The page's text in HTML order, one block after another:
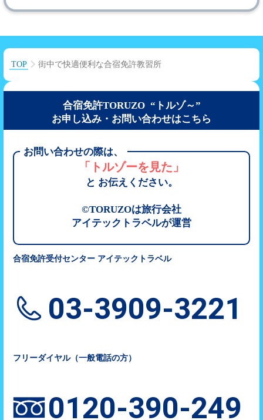
TOP 街中で快適便利な合宿免許教習所
合宿免許TORUZO “トルゾ～”
お申し込み・お問い合わせはこちら
お問い合わせの際は、
「トルゾーを見た」
と お伝えください。
©TORUZOは旅行会社
アイテックトラベルが運営
合宿免許受付センター アイテックトラベル
03-3909-3221
フリーダイヤル（一般電話の方）
0120-390-249